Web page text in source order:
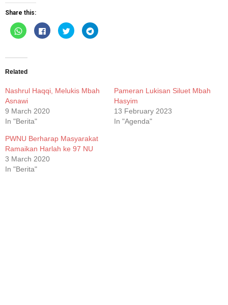
Share this:
Click
to
share
(Opens
new
Click
to
share
Click
to
share
Click
to
Related
Nashrul Haqqi, Melukis Mbah
Asnawi
9 March 2020
In "Berita"
Pameran Lukisan Siluet Mbah
Hasyim
13 February 2023
In "Agenda"
PWNU Berharap Masyarakat
Ramaikan Harlah ke 97 NU
3 March 2020
In "Berita"